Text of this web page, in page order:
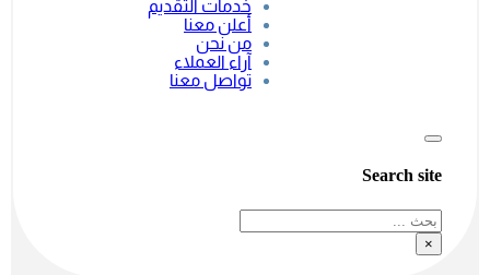
خدمات التقديم
أعلن معنا
من نحن
آراء العملاء
تواصل معنا
Search site
بحث
×